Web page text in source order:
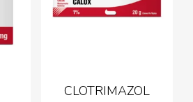
CLOTRIMAZOL